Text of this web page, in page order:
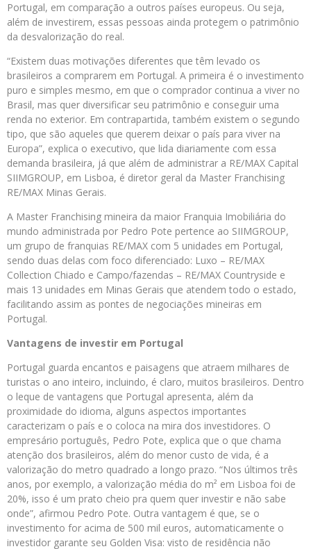
Portugal, em comparação a outros países europeus. Ou seja,
além de investirem, essas pessoas ainda protegem o patrimônio
da desvalorização do real.
“Existem duas motivações diferentes que têm levado os
brasileiros a comprarem em Portugal. A primeira é o investimento
puro e simples mesmo, em que o comprador continua a viver no
Brasil, mas quer diversificar seu patrimônio e conseguir uma
renda no exterior. Em contrapartida, também existem o segundo
tipo, que são aqueles que querem deixar o país para viver na
Europa”, explica o executivo, que lida diariamente com essa
demanda brasileira, já que além de administrar a RE/MAX Capital
SIIMGROUP, em Lisboa, é diretor geral da Master Franchising
RE/MAX Minas Gerais.
A Master Franchising mineira da maior Franquia Imobiliária do
mundo administrada por Pedro Pote pertence ao SIIMGROUP,
um grupo de franquias RE/MAX com 5 unidades em Portugal,
sendo duas delas com foco diferenciado: Luxo – RE/MAX
Collection Chiado e Campo/fazendas – RE/MAX Countryside e
mais 13 unidades em Minas Gerais que atendem todo o estado,
facilitando assim as pontes de negociações mineiras em
Portugal.
Vantagens de investir em Portugal
Portugal guarda encantos e paisagens que atraem milhares de
turistas o ano inteiro, incluindo, é claro, muitos brasileiros. Dentro
o leque de vantagens que Portugal apresenta, além da
proximidade do idioma, alguns aspectos importantes
caracterizam o país e o coloca na mira dos investidores. O
empresário português, Pedro Pote, explica que o que chama
atenção dos brasileiros, além do menor custo de vida, é a
valorização do metro quadrado a longo prazo. “Nos últimos três
anos, por exemplo, a valorização média do m² em Lisboa foi de
20%, isso é um prato cheio pra quem quer investir e não sabe
onde”, afirmou Pedro Pote. Outra vantagem é que, se o
investimento for acima de 500 mil euros, automaticamente o
investidor garante seu Golden Visa: visto de residência não